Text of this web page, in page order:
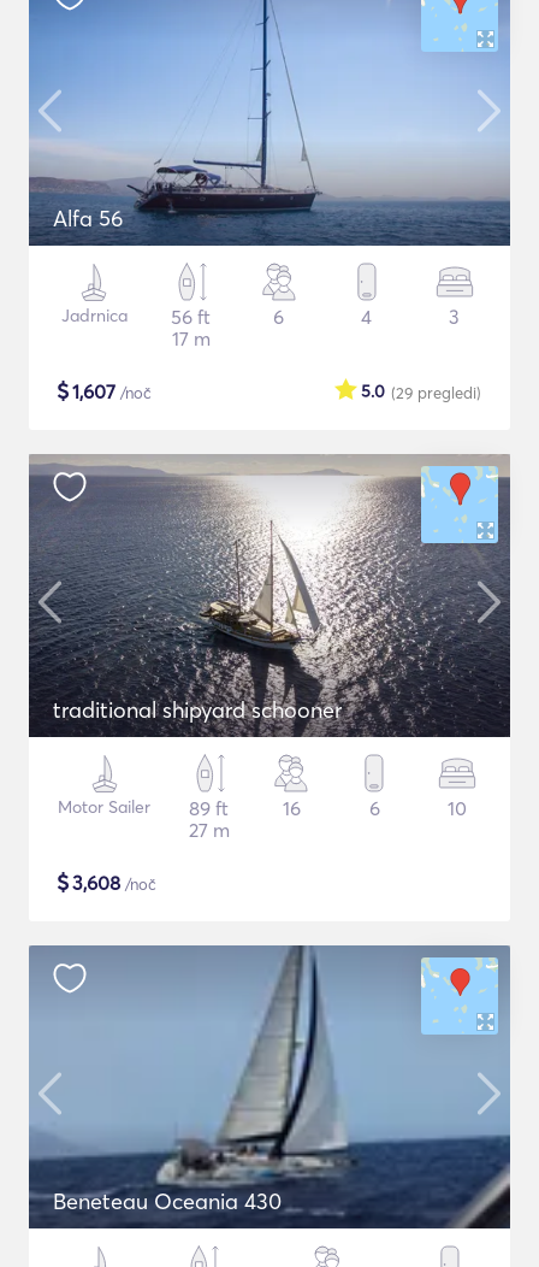
Alfa 56
Jadrnica
56 ft
17 m
6 4 3
$1,607 /noč (29 pregledi)
5.0
traditional shipyard schooner
Motor Sailer
89 ft
27 m
16 6 10
$3,608 /noč
Beneteau Oceania 430